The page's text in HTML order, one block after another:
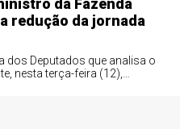
da Fazenda
redução da jornada
dos Deputados que analisa o
nesta terça-feira (12),